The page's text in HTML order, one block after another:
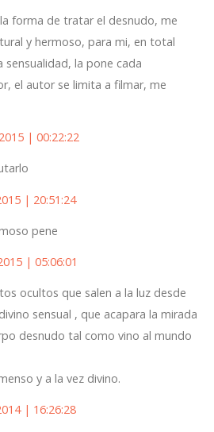
forma de tratar el desnudo, me
y hermoso, para mi, en total
sensualidad, la pone cada
el autor se limita a filmar, me
| 00:22:22
| 20:51:24
pene
| 05:06:01
ocultos que salen a la luz desde
sensual , que acapara la mirada
desnudo tal como vino al mundo
y a la vez divino.
| 16:26:28